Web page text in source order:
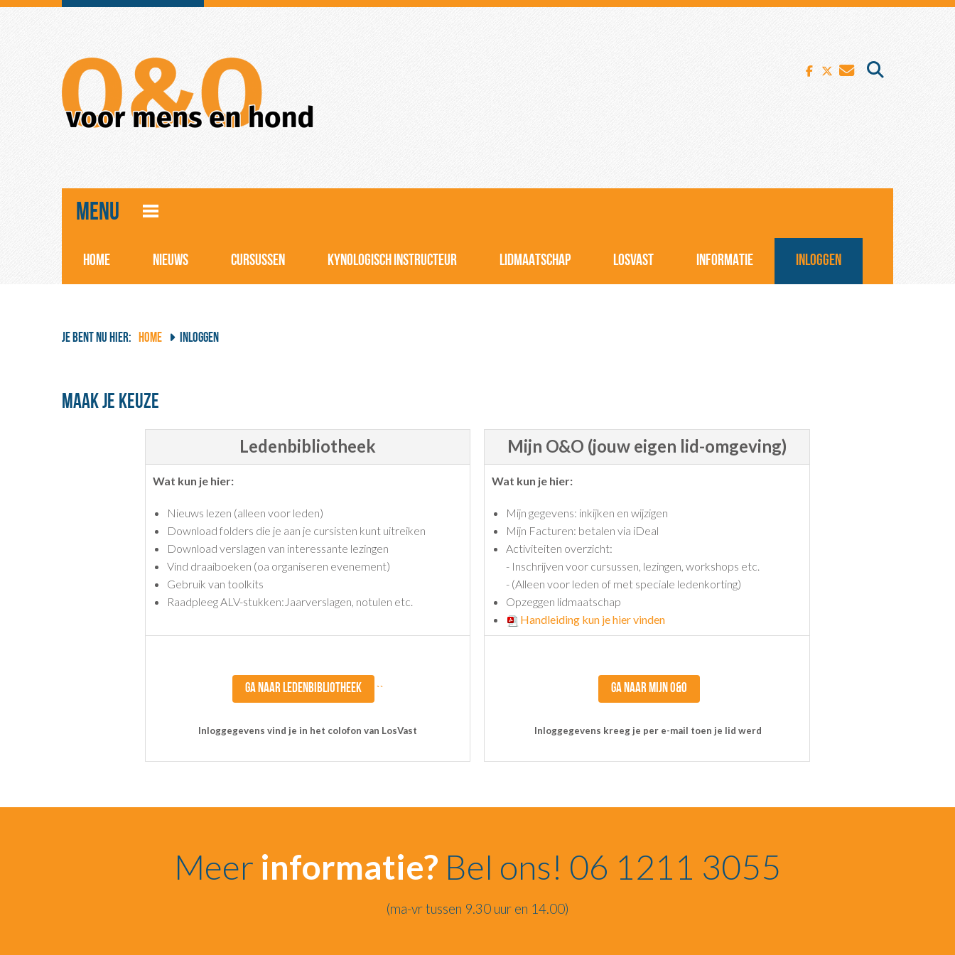
MENU
HOME NIEUWS CURSUSSEN KYNOLOGISCH INSTRUCTEUR LIDMAATSCHAP LOSVAST INFORMATIE INLOGGEN
JE BENT NU HIER: HOME INLOGGEN
Maak je keuze
Ledenbibliotheek Mijn O&O (jouw eigen lid-omgeving)
Wat kun je hier:
Nieuws lezen (alleen voor leden)
Download folders die je aan je cursisten kunt uitreiken
Download verslagen van interessante lezingen
Vind draaiboeken (oa organiseren evenement)
Gebruik van toolkits
Raadpleeg ALV-stukken:Jaarverslagen, notulen etc.
Wat kun je hier:
Mijn gegevens: inkijken en wijzigen
Mijn Facturen: betalen via iDeal
Activiteiten overzicht:
- Inschrijven voor cursussen, lezingen, workshops etc.
- (Alleen voor leden of met speciale ledenkorting)
Opzeggen lidmaatschap
Handleiding kun je hier vinden
GA NAAR LEDENBIBLIOTHEEK ``
Inloggegevens vind je in het colofon van LosVast
GA NAAR MIJN O&O
Inloggegevens kreeg je per e-mail toen je lid werd
Meer informatie? Bel ons! 06 1211 3055
(ma-vr tussen 9.30 uur en 14.00)